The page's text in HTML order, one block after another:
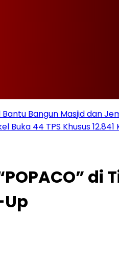
Bangun Masjid dan
Buka 44 TPS Khusus
di